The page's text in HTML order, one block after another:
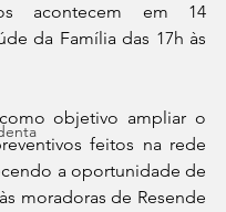
acontecem em 14
da Família das 17h às
objetivo ampliar o
feitos na rede
a oportunidade de
moradoras de Resende